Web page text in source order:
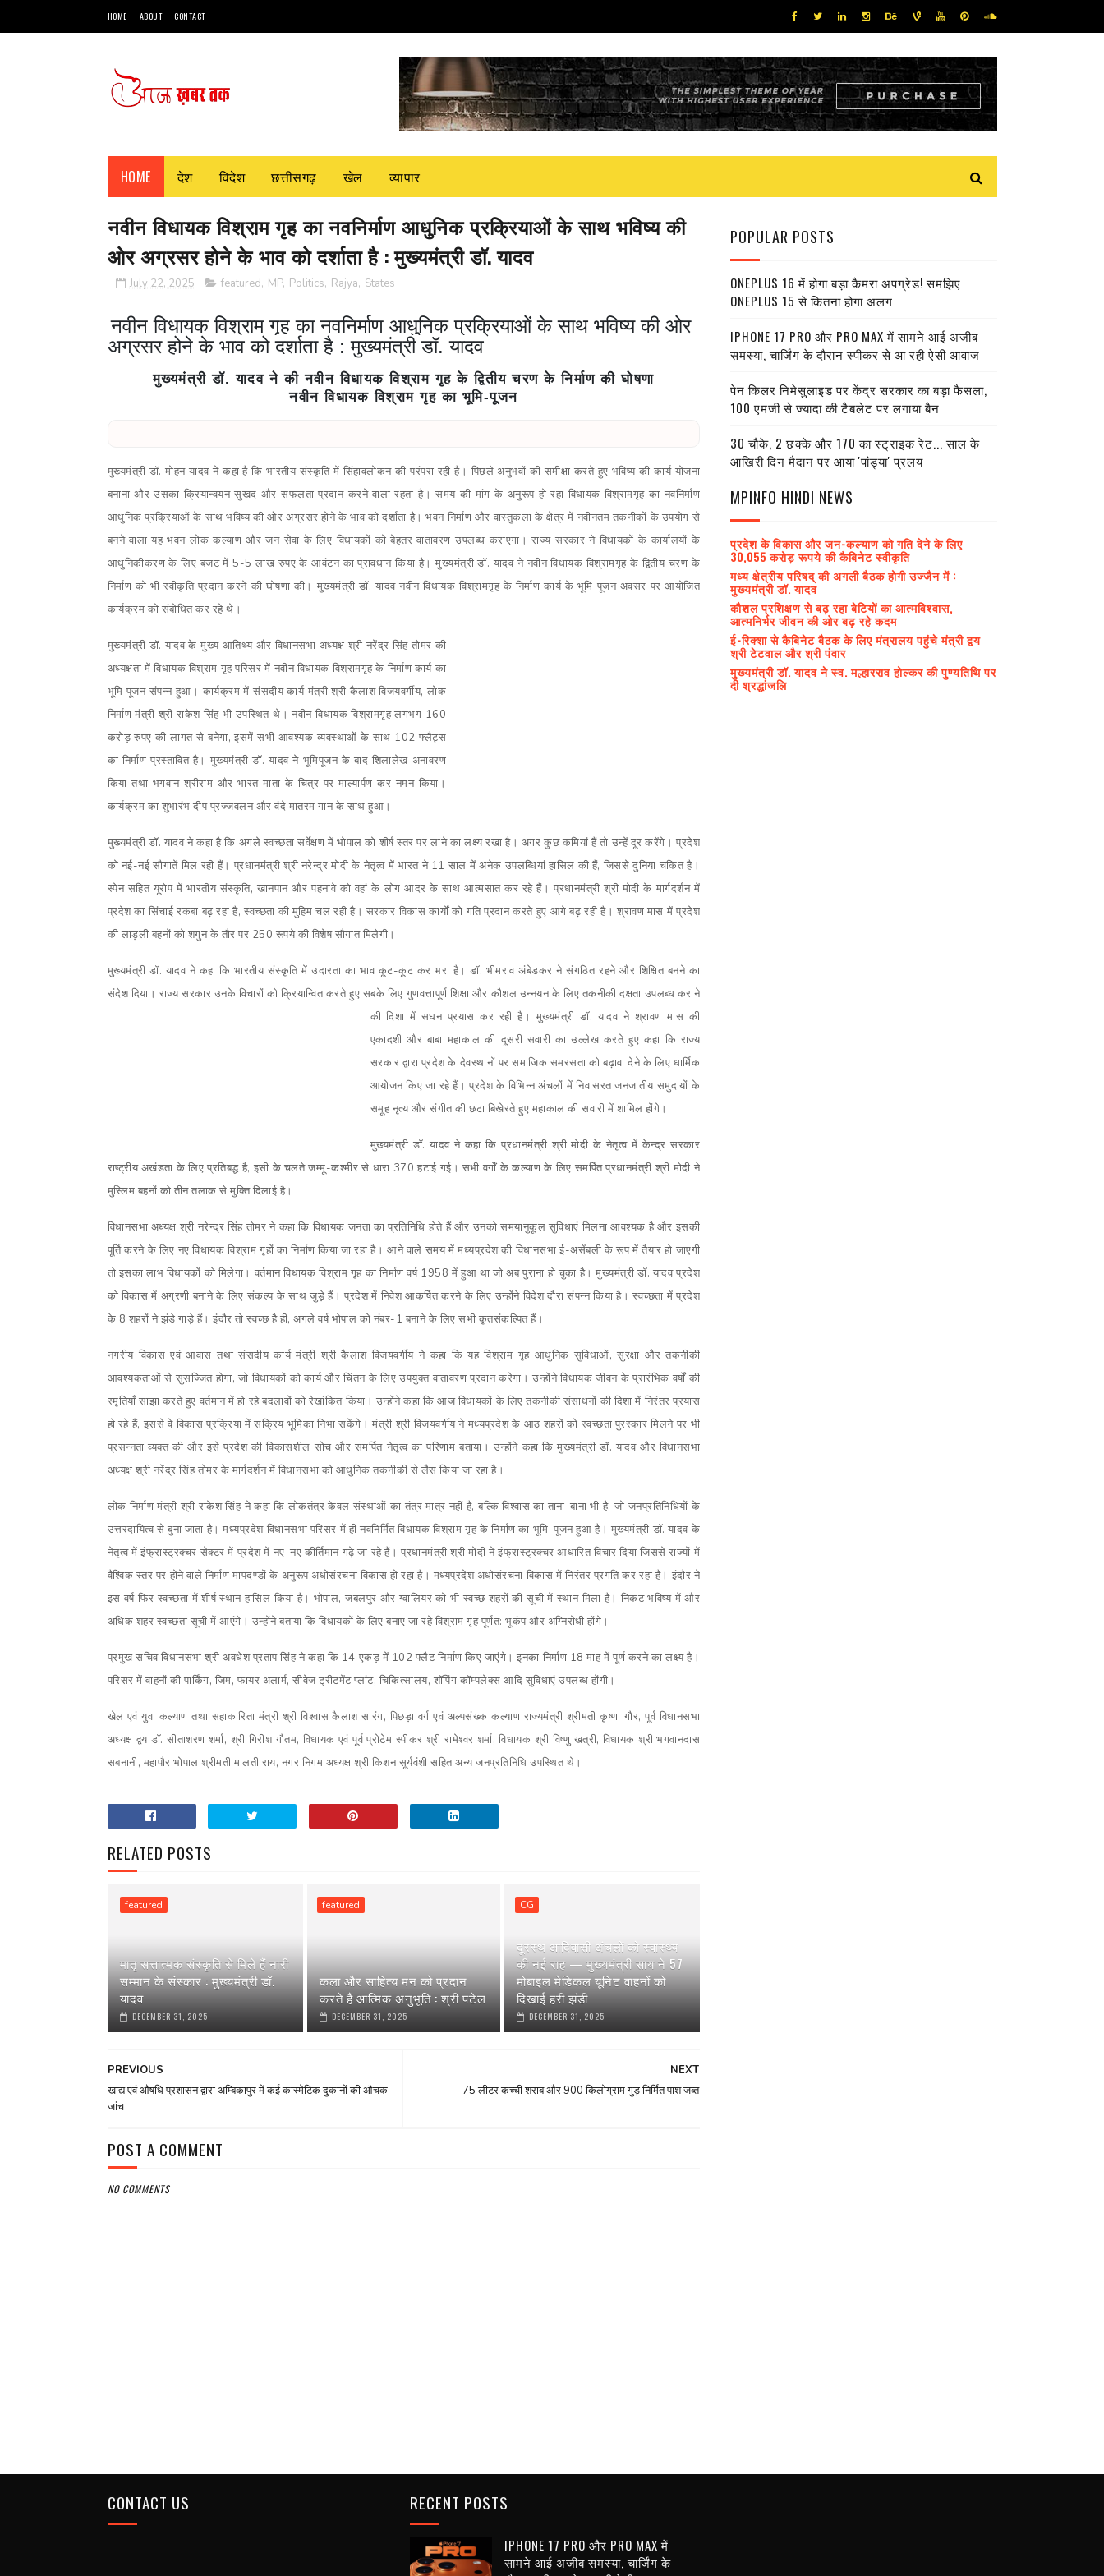
HOME ABOUT CONTACT
HOME देश विदेश छत्तीसगढ़ खेल व्यापार
नवीन विधायक विश्राम गृह का नवनिर्माण आधुनिक प्रक्रियाओं के साथ भविष्य की
ओर अग्रसर होने के भाव को दर्शाता है : मुख्यमंत्री डॉ. यादव
July 22, 2025 featured, MP, Politics, Rajya, States
नवीन विधायक विश्राम गृह का नवनिर्माण आधुनिक प्रक्रियाओं के साथ भविष्य की ओर
अग्रसर होने के भाव को दर्शाता है : मुख्यमंत्री डॉ. यादव
मुख्यमंत्री डॉ. यादव ने की नवीन विधायक विश्राम गृह के द्वितीय चरण के निर्माण की घोषणा
नवीन विधायक विश्राम गृह का भूमि-पूजन
मुख्यमंत्री डॉ. मोहन यादव ने कहा है कि भारतीय संस्कृति में सिंहावलोकन की परंपरा रही है। पिछले अनुभवों की समीक्षा करते हुए भविष्य की कार्य योजना
बनाना और उसका क्रियान्वयन सुखद और सफलता प्रदान करने वाला रहता है। समय की मांग के अनुरूप हो रहा विधायक विश्रामगृह का नवनिर्माण
आधुनिक प्रक्रियाओं के साथ भविष्य की ओर अग्रसर होने के भाव को दर्शाता है। भवन निर्माण और वास्तुकला के क्षेत्र में नवीनतम तकनीकों के उपयोग से
बनने वाला यह भवन लोक कल्याण और जन सेवा के लिए विधायकों को बेहतर वातावरण उपलब्ध कराएगा। राज्य सरकार ने विधायकों के कार्यालयों के
आधुनिकीकरण के लिए बजट में 5-5 लाख रुपए के आवंटन का प्रावधान किया है। मुख्यमंत्री डॉ. यादव ने नवीन विधायक विश्रामगृह के द्वितीय चरण के
निर्माण को भी स्वीकृति प्रदान करने की घोषणा की। मुख्यमंत्री डॉ. यादव नवीन विधायक विश्रामगृह के निर्माण कार्य के भूमि पूजन अवसर पर आयोजित
कार्यक्रम को संबोधित कर रहे थे।
मुख्यमंत्री डॉ. यादव के मुख्य आतिथ्य और विधानसभा अध्यक्ष श्री नरेंद्र सिंह तोमर की
अध्यक्षता में विधायक विश्राम गृह परिसर में नवीन विधायक विश्रामगृह के निर्माण कार्य का
भूमि पूजन संपन्न हुआ। कार्यक्रम में संसदीय कार्य मंत्री श्री कैलाश विजयवर्गीय, लोक
निर्माण मंत्री श्री राकेश सिंह भी उपस्थित थे। नवीन विधायक विश्रामगृह लगभग 160
करोड़ रुपए की लागत से बनेगा, इसमें सभी आवश्यक व्यवस्थाओं के साथ 102 फ्लैट्स
का निर्माण प्रस्तावित है। मुख्यमंत्री डॉ. यादव ने भूमिपूजन के बाद शिलालेख अनावरण
किया तथा भगवान श्रीराम और भारत माता के चित्र पर माल्यार्पण कर नमन किया।
कार्यक्रम का शुभारंभ दीप प्रज्जवलन और वंदे मातरम गान के साथ हुआ।
मुख्यमंत्री डॉ. यादव ने कहा है कि अगले स्वच्छता सर्वेक्षण में भोपाल को शीर्ष स्तर पर लाने का लक्ष्य रखा है। अगर कुछ कमियां हैं तो उन्हें दूर करेंगे। प्रदेश
को नई-नई सौगातें मिल रही हैं। प्रधानमंत्री श्री नरेन्द्र मोदी के नेतृत्व में भारत ने 11 साल में अनेक उपलब्धियां हासिल की हैं, जिससे दुनिया चकित है।
स्पेन सहित यूरोप में भारतीय संस्कृति, खानपान और पहनावे को वहां के लोग आदर के साथ आत्मसात कर रहे हैं। प्रधानमंत्री श्री मोदी के मार्गदर्शन में
प्रदेश का सिंचाई रकबा बढ़ रहा है, स्वच्छता की मुहिम चल रही है। सरकार विकास कार्यों को गति प्रदान करते हुए आगे बढ़ रही है। श्रावण मास में प्रदेश
की लाड़ली बहनों को शगुन के तौर पर 250 रूपये की विशेष सौगात मिलेगी।
मुख्यमंत्री डॉ. यादव ने कहा कि भारतीय संस्कृति में उदारता का भाव कूट-कूट कर भरा है। डॉ. भीमराव अंबेडकर ने संगठित रहने और शिक्षित बनने का
संदेश दिया। राज्य सरकार उनके विचारों को क्रियान्वित करते हुए सबके लिए गुणवत्तापूर्ण शिक्षा और कौशल उन्नयन के लिए तकनीकी दक्षता उपलब्ध कराने
की दिशा में सघन प्रयास कर रही है। मुख्यमंत्री डॉ. यादव ने श्रावण मास की
एकादशी और बाबा महाकाल की दूसरी सवारी का उल्लेख करते हुए कहा कि राज्य
सरकार द्वारा प्रदेश के देवस्थानों पर समाजिक समरसता को बढ़ावा देने के लिए धार्मिक
आयोजन किए जा रहे हैं। प्रदेश के विभिन्न अंचलों में निवासरत जनजातीय समुदायों के
समूह नृत्य और संगीत की छटा बिखेरते हुए महाकाल की सवारी में शामिल होंगे।
मुख्यमंत्री डॉ. यादव ने कहा कि प्रधानमंत्री श्री मोदी के नेतृत्व में केन्द्र सरकार
राष्ट्रीय अखंडता के लिए प्रतिबद्ध है, इसी के चलते जम्मू-कश्मीर से धारा 370 हटाई गई। सभी वर्गों के कल्याण के लिए समर्पित प्रधानमंत्री श्री मोदी ने
मुस्लिम बहनों को तीन तलाक से मुक्ति दिलाई है।
विधानसभा अध्यक्ष श्री नरेन्द्र सिंह तोमर ने कहा कि विधायक जनता का प्रतिनिधि होते हैं और उनको समयानुकूल सुविधाएं मिलना आवश्यक है और इसकी
पूर्ति करने के लिए नए विधायक विश्राम गृहों का निर्माण किया जा रहा है। आने वाले समय में मध्यप्रदेश की विधानसभा ई-असेंबली के रूप में तैयार हो जाएगी
तो इसका लाभ विधायकों को मिलेगा। वर्तमान विधायक विश्राम गृह का निर्माण वर्ष 1958 में हुआ था जो अब पुराना हो चुका है। मुख्यमंत्री डॉ. यादव प्रदेश
को विकास में अग्रणी बनाने के लिए संकल्प के साथ जुड़े हैं। प्रदेश में निवेश आकर्षित करने के लिए उन्होंने विदेश दौरा संपन्न किया है। स्वच्छता में प्रदेश
के 8 शहरों ने झंडे गाड़े हैं। इंदौर तो स्वच्छ है ही, अगले वर्ष भोपाल को नंबर-1 बनाने के लिए सभी कृतसंकल्पित हैं।
नगरीय विकास एवं आवास तथा संसदीय कार्य मंत्री श्री कैलाश विजयवर्गीय ने कहा कि यह विश्राम गृह आधुनिक सुविधाओं, सुरक्षा और तकनीकी
आवश्यकताओं से सुसज्जित होगा, जो विधायकों को कार्य और चिंतन के लिए उपयुक्त वातावरण प्रदान करेगा। उन्होंने विधायक जीवन के प्रारंभिक वर्षों की
स्मृतियाँ साझा करते हुए वर्तमान में हो रहे बदलावों को रेखांकित किया। उन्होंने कहा कि आज विधायकों के लिए तकनीकी संसाधनों की दिशा में निरंतर प्रयास
हो रहे हैं, इससे वे विकास प्रक्रिया में सक्रिय भूमिका निभा सकेंगे। मंत्री श्री विजयवर्गीय ने मध्यप्रदेश के आठ शहरों को स्वच्छता पुरस्कार मिलने पर भी
प्रसन्नता व्यक्त की और इसे प्रदेश की विकासशील सोच और समर्पित नेतृत्व का परिणाम बताया। उन्होंने कहा कि मुख्यमंत्री डॉ. यादव और विधानसभा
अध्यक्ष श्री नरेंद्र सिंह तोमर के मार्गदर्शन में विधानसभा को आधुनिक तकनीकी से लैस किया जा रहा है।
लोक निर्माण मंत्री श्री राकेश सिंह ने कहा कि लोकतंत्र केवल संस्थाओं का तंत्र मात्र नहीं है, बल्कि विश्वास का ताना-बाना भी है, जो जनप्रतिनिधियों के
उत्तरदायित्व से बुना जाता है। मध्यप्रदेश विधानसभा परिसर में ही नवनिर्मित विधायक विश्राम गृह के निर्माण का भूमि-पूजन हुआ है। मुख्यमंत्री डॉ. यादव के
नेतृत्व में इंफ्रास्ट्रक्चर सेक्टर में प्रदेश में नए-नए कीर्तिमान गढ़े जा रहे हैं। प्रधानमंत्री श्री मोदी ने इंफ्रास्ट्रक्चर आधारित विचार दिया जिससे राज्यों में
वैश्विक स्तर पर होने वाले निर्माण मापदण्डों के अनुरूप अधोसंरचना विकास हो रहा है। मध्यप्रदेश अधोसंरचना विकास में निरंतर प्रगति कर रहा है। इंदौर ने
इस वर्ष फिर स्वच्छता में शीर्ष स्थान हासिल किया है। भोपाल, जबलपुर और ग्वालियर को भी स्वच्छ शहरों की सूची में स्थान मिला है। निकट भविष्य में और
अधिक शहर स्वच्छता सूची में आएंगे। उन्होंने बताया कि विधायकों के लिए बनाए जा रहे विश्राम गृह पूर्णत: भूकंप और अग्निरोधी होंगे।
प्रमुख सचिव विधानसभा श्री अवधेश प्रताप सिंह ने कहा कि 14 एकड़ में 102 फ्लैट निर्माण किए जाएंगे। इनका निर्माण 18 माह में पूर्ण करने का लक्ष्य है।
परिसर में वाहनों की पार्किंग, जिम, फायर अलार्म, सीवेज ट्रीटमेंट प्लांट, चिकित्सालय, शॉपिंग कॉम्पलेक्स आदि सुविधाएं उपलब्ध होंगी।
खेल एवं युवा कल्याण तथा सहाकारिता मंत्री श्री विश्वास कैलाश सारंग, पिछड़ा वर्ग एवं अल्पसंख्क कल्याण राज्यमंत्री श्रीमती कृष्णा गौर, पूर्व विधानसभा
अध्यक्ष द्वय डॉ. सीताशरण शर्मा, श्री गिरीश गौतम, विधायक एवं पूर्व प्रोटेम स्पीकर श्री रामेश्वर शर्मा, विधायक श्री विष्णु खत्री, विधायक श्री भगवानदास
सबनानी, महापौर भोपाल श्रीमती मालती राय, नगर निगम अध्यक्ष श्री किशन सूर्यवंशी सहित अन्य जनप्रतिनिधि उपस्थित थे।
RELATED POSTS
featured
मातृ सत्तात्मक संस्कृति से मिले हैं नारी
सम्मान के संस्कार : मुख्यमंत्री डॉ.
यादव
DECEMBER 31, 2025
featured
कला और साहित्य मन को प्रदान
करते हैं आत्मिक अनुभूति : श्री पटेल
DECEMBER 31, 2025
CG
दूरस्थ आदिवासी अंचलों को स्वास्थ्य
की नई राह — मुख्यमंत्री साय ने 57
मोबाइल मेडिकल यूनिट वाहनों को
दिखाई हरी झंडी
DECEMBER 31, 2025
NEXT
75 लीटर कच्ची शराब और 900 किलोग्राम गुड़ निर्मित पाश जब्त
PREVIOUS
खाद्य एवं औषधि प्रशासन द्वारा अम्बिकापुर में कई कास्मेटिक दुकानों की औचक
जांच
POST A COMMENT
NO COMMENTS
POPULAR POSTS
ONEPLUS 16 में होगा बड़ा कैमरा अपग्रेड! समझिए
ONEPLUS 15 से कितना होगा अलग
IPHONE 17 PRO और PRO MAX में सामने आई अजीब
समस्या, चार्जिंग के दौरान स्पीकर से आ रही ऐसी आवाज
पेन किलर निमेसुलाइड पर केंद्र सरकार का बड़ा फैसला,
100 एमजी से ज्यादा की टैबलेट पर लगाया बैन
30 चौके, 2 छक्के और 170 का स्ट्राइक रेट... साल के
आखिरी दिन मैदान पर आया 'पांड्या' प्रलय
MPINFO HINDI NEWS
प्रदेश के विकास और जन-कल्याण को गति देने के लिए
30,055 करोड़ रूपये की कैबिनेट स्वीकृति
मध्य क्षेत्रीय परिषद् की अगली बैठक होगी उज्जैन में :
मुख्यमंत्री डॉ. यादव
कौशल प्रशिक्षण से बढ़ रहा बेटियों का आत्मविश्वास,
आत्मनिर्भर जीवन की ओर बढ़ रहे कदम
ई-रिक्शा से कैबिनेट बैठक के लिए मंत्रालय पहुंचे मंत्री द्वय
श्री टेटवाल और श्री पंवार
मुख्यमंत्री डॉ. यादव ने स्व. मल्हारराव होल्कर की पुण्यतिथि पर
दी श्रद्धांजलि
CONTACT US RECENT POSTS
IPHONE 17 PRO और PRO MAX में
सामने आई अजीब समस्या, चार्जिंग के